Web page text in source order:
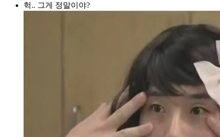
헉.. 그게 정말이야?